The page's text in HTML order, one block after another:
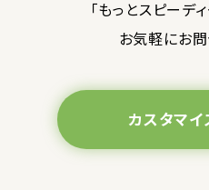
「もっとスピーデ
お気軽にお問
カスタマイ